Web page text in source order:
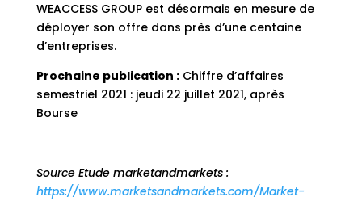
WEACCESS GROUP est désormais en mesure de
déployer son offre dans près d’une centaine
d’entreprises.
Prochaine publication :Chiffre d’affaires
semestriel 2021 : jeudi 22 juillet 2021, après
Bourse
Source Etude marketandmarkets :
https://www.marketsandmarkets.com/Market-